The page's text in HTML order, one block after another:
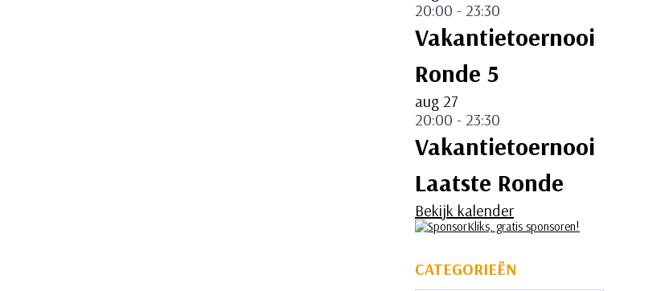
20:00 - 23:30
Vakantietoernooi
Ronde 5
aug 27
20:00 - 23:30
Vakantietoernooi
Laatste Ronde
Bekijk kalender
CATEGORIEËN